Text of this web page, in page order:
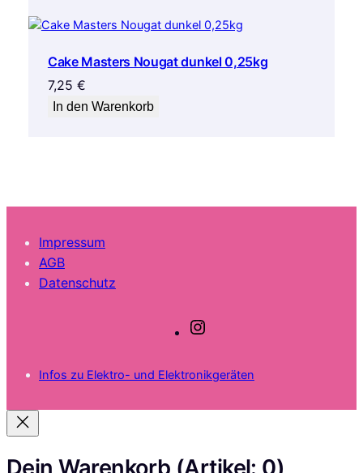
Cake Masters Nougat dunkel 0,25kg
7,25 €
In den Warenkorb
Impressum
AGB
Datenschutz
t
Infos zu Elektro- und Elektronikgeräten